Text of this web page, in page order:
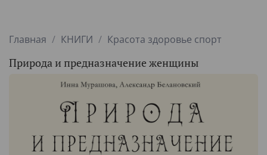
Главная КНИГИ Красота здоровье спорт
Природа и предназначение женщины